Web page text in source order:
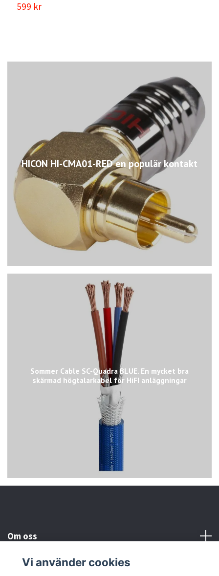
HICON HI-CMA01-RED en populär kontakt
Sommer Cable SC-Quadra BLUE. En mycket bra
skärmad högtalarkabel för HiFI anläggningar
599 kr
Om oss
Kundtjänst
Vi använder cookies